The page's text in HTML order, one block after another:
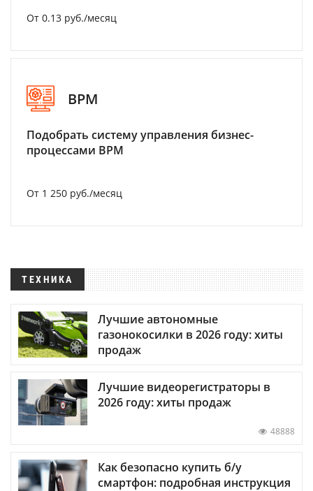
От 0.13 руб./месяц
BPM
Подобрать систему управления бизнес-
процессами BPM
От 1 250 руб./месяц
ТЕХНИКА
Лучшие автономные
газонокосилки в 2026 году: хиты
продаж
Лучшие видеорегистраторы в
2026 году: хиты продаж
48888
Как безопасно купить б/у
смартфон: подробная инструкция